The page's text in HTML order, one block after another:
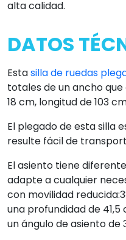
alta calidad.
DATOS
Estasilla de ruedas
totales de un ancho
18 cm, longitud de 103
El plegado de esta silla
resulte fácil de
El asiento tiene
adapte a cualquier
con movilidad
una profundidad de 41,5
un ángulo de asiento de